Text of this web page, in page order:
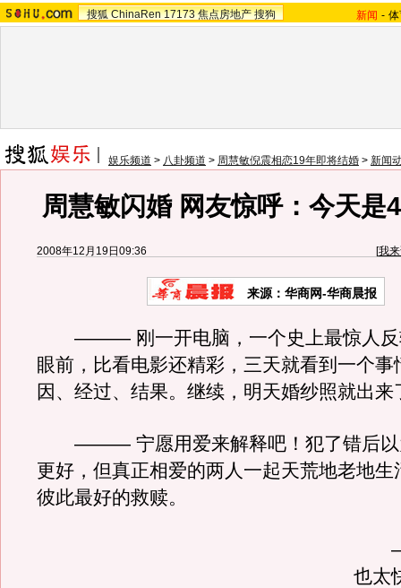
搜狐 ChinaRen 17173 焦点房地产 搜狗 新闻 -
娱乐频道 > 八卦频道 > 周慧敏倪震相恋19年即将结婚 > 新闻
周慧敏闪婚 网友惊呼：今天是
2008年12月19日09:36 [我
来源：华商网-华商晨报
——— 刚一开电脑，一个史上最惊人反
眼前，比看电影还精彩，三天就看到一个事
因、经过、结果。继续，明天婚纱照就出来
——— 宁愿用爱来解释吧！犯了错后以
更好，但真正相爱的两人一起天荒地老地生
彼此最好的救赎。
也太